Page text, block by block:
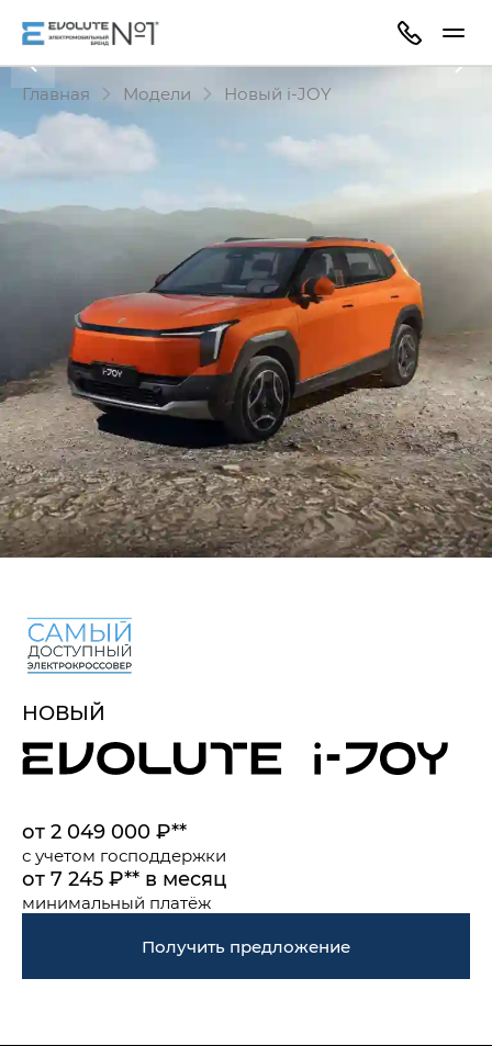
Главная Модели Новый i‑JOY
НОВЫЙ
от 2 049 000 ₽**
с учетом господдержки
от 7 245 ₽** в месяц
минимальный платёж
Получить предложение